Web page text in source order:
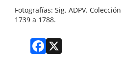
Fotografías: Sig. ADPV.
1739 a 1788.
Facebook